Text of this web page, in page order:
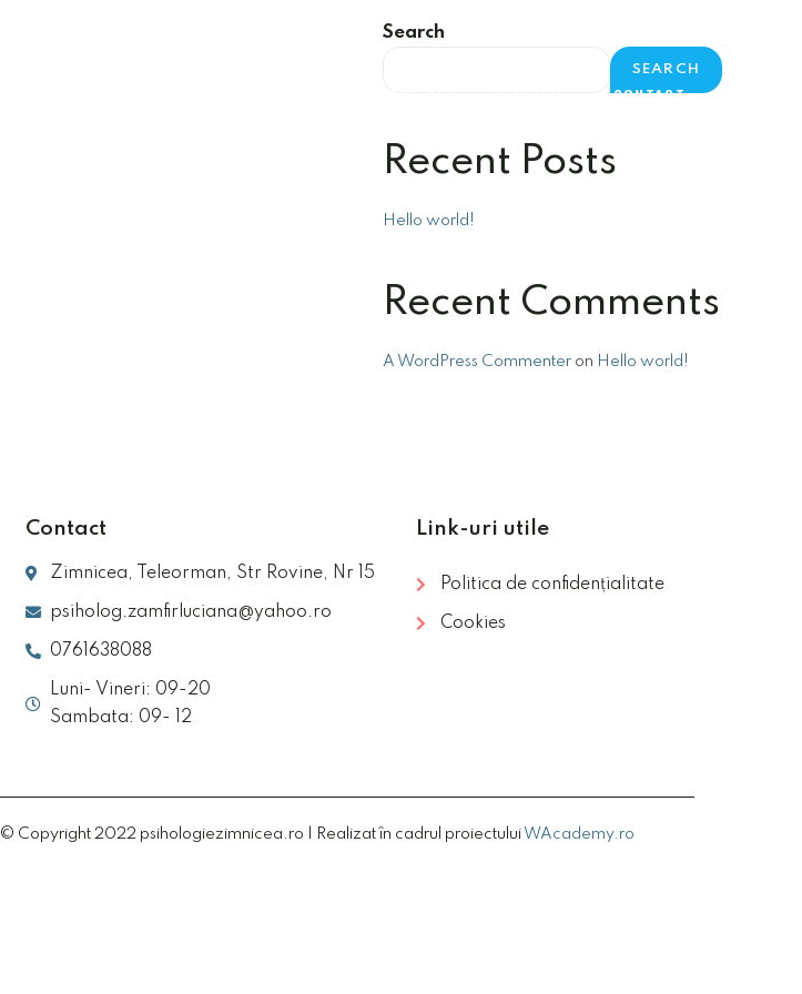
CONTACT
Search
SEARCH
Recent Posts
Hello world!
Recent Comments
A WordPress Commenter on Hello world!
Contact
Zimnicea, Teleorman, Str Rovine, Nr 15
psiholog.zamfirluciana@yahoo.ro
0761638088
Luni- Vineri: 09-20
Sambata: 09- 12
Link-uri utile
Politica de confidențialitate
Cookies
© Copyright 2022 psihologiezimnicea.ro | Realizat în cadrul proiectului WAcademy.ro